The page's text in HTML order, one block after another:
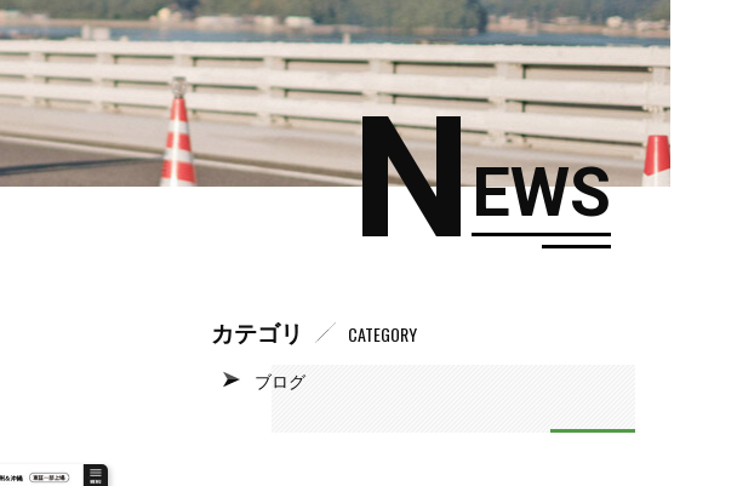
NEWS
カテゴリ CATEGORY
ブログ